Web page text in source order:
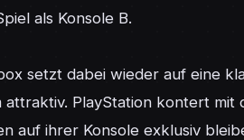
als Konsole B.
setzt dabei wieder auf eine
attraktiv. PlayStation kontert
auf ihrer Konsole exklusiv